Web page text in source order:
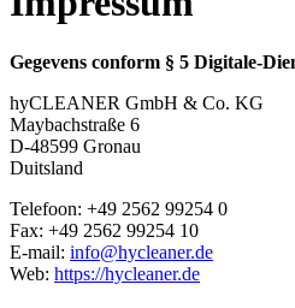
Gegevens conform § 5 Digitale-
hyCLEANER GmbH & Co. KG
Maybachstraße 6
D-48599 Gronau
Duitsland
Telefoon: +49 2562 99254 0
Fax: +49 2562 99254 10
E-mail: info@hycleaner.de
Web: https://hycleaner.de